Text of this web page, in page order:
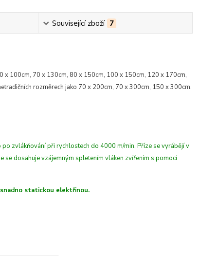
Související zboží 7
100cm, 70 x 130cm, 80 x 150cm, 100 x 150cm, 120 x 170cm,
rozměrech jako 70 x 200cm, 70 x 300cm, 150 x 300cm.
po zvlákňování při rychlostech do 4000 m/min. Příze se vyrábějí v
dosahuje vzájemným spletením vláken zvířením s pomocí
statickou elektřinou.